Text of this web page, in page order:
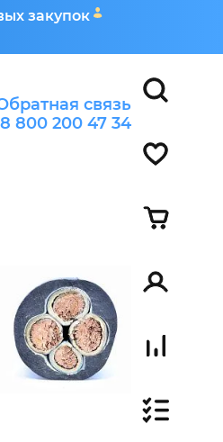
закупок
связь
8 800 200 47 34